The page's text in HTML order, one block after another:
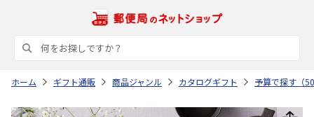
ホーム ギフト通販 商品ジャンル カタログギフト 予算で探す（